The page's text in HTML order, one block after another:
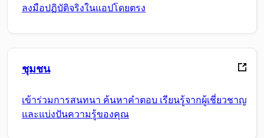
ลงมือปฏิบัติจริงในแอปโดยตรง
ชุมชน
เข้าร่วมการสนทนา ค้นหาคำตอบ เรียนรู้จากผู้เชี่ยวชาญ
และแบ่งปันความรู้ของคุณ